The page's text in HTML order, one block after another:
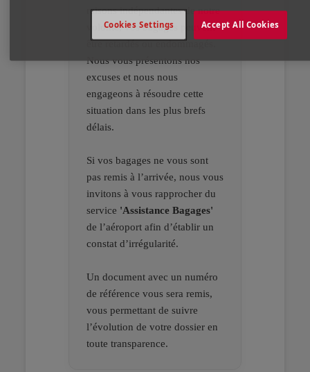
raisons indépendantes de notre
volonté, vos bagages peuvent
être retardés ou endommagés.
Nous vous présentons nos
excuses et nous nous
engageons à résoudre cette
situation dans les plus brefs
délais.
Si vos bagages ne vous sont
pas remis à l’arrivée, nous vous
invitons à vous rapprocher du
service 'Assistance Bagages'
de l’aéroport afin d’établir un
constat d’irrégularité.
Un document avec un numéro
de référence vous sera remis,
vous permettant de suivre
l’évolution de votre dossier en
toute transparence.
Accept All Cookies
Cookies Settings